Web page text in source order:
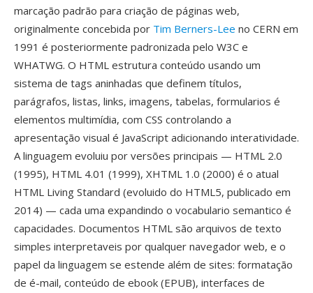
marcação padrão para criação de páginas web,
originalmente concebida por Tim Berners-Lee no CERN em
1991 é posteriormente padronizada pelo W3C e
WHATWG. O HTML estrutura conteúdo usando um
sistema de tags aninhadas que definem títulos,
parágrafos, listas, links, imagens, tabelas, formularios é
elementos multimídia, com CSS controlando a
apresentação visual é JavaScript adicionando interatividade.
A linguagem evoluiu por versões principais — HTML 2.0
(1995), HTML 4.01 (1999), XHTML 1.0 (2000) é o atual
HTML Living Standard (evoluido do HTML5, publicado em
2014) — cada uma expandindo o vocabulario semantico é
capacidades. Documentos HTML são arquivos de texto
simples interpretaveis por qualquer navegador web, e o
papel da linguagem se estende além de sites: formatação
de é-mail, conteúdo de ebook (EPUB), interfaces de